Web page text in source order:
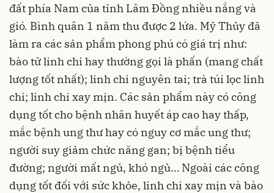
đất phía Nam của tỉnh Lâm Đồng nhiều nắng và
gió. Bình quân 1 năm thu được 2 lứa. Mỹ Thủy đã
làm ra các sản phẩm phong phú có giá trị như:
bào tử linh chi hay thường gọi là phấn (mang chất
lượng tốt nhất); linh chi nguyên tai; trà túi lọc linh
chi; linh chi xay mịn. Các sản phẩm này có công
dụng tốt cho bệnh nhân huyết áp cao hay thấp,
mắc bệnh ung thư hay có nguy cơ mắc ung thư;
người suy giảm chức năng gan; bị bệnh tiểu
đường; người mất ngủ, khó ngủ… Ngoài các công
dụng tốt đối với sức khỏe, linh chi xay mịn và bào